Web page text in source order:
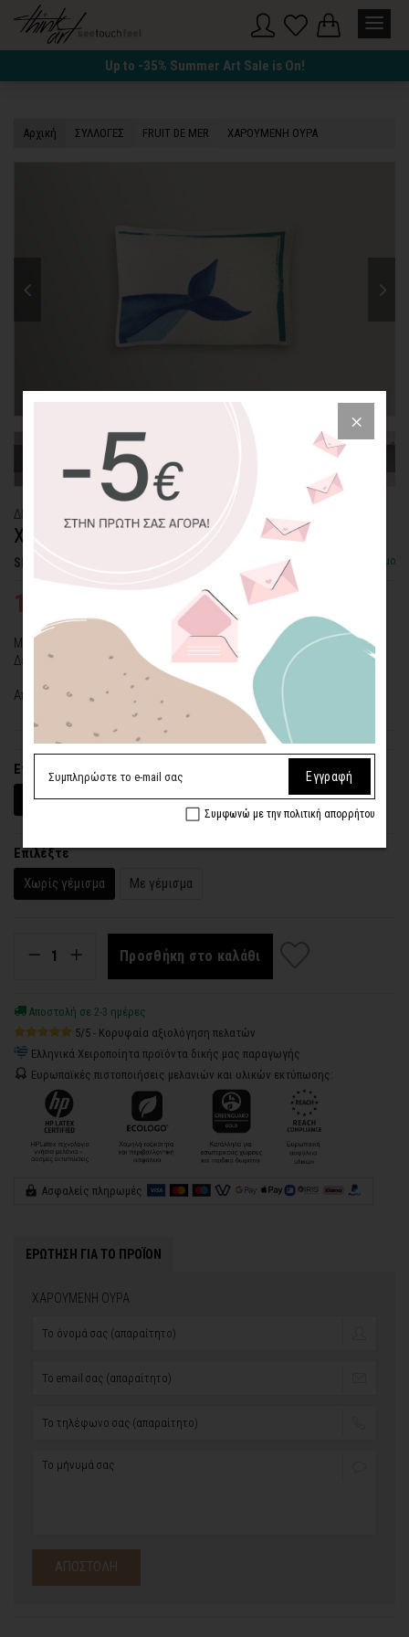
Up to -35% Summer Art Sale is On!
Αρχική ΣΥΛΛΟΓΕΣ FRUIT DE MER ΧΑΡΟΥΜΕΝΗ ΟΥΡΑ
ΔΙΑΚΟΣΜΗΤΙΚΟ ΜΑΞΙΛΑΡΙ
ΧΑΡΟΥΜΕΝΗ ΟΥΡΑ
SKU: PLW-FDM-20-L Διαθέσιμο
17,60€
Μαξιλάρι από λινό και βαμβάκι, με σχέδιο χαρούμενη ουρά.
Δεν περιλαμβάνει το γέμισμα.
Από τη συλλογή μας
Επιλέξτε μέγεθος
40 x 30 εκ.
Επιλέξτε
Χωρίς γέμισμα
Με γέμισμα
Προσθήκη στο καλάθι
Αποστολή σε 2-3 ημέρες
5/5 - Κορυφαία αξιολόγηση πελατών
Ελληνικά Χειροποίητα προϊόντα δικής μας παραγωγής
Ευρωπαϊκές πιστοποιήσεις μελανιών και υλικών εκτύπωσης:
Ασφαλείς πληρωμές
ΕΡΩΤΗΣΗ ΓΙΑ ΤΟ ΠΡΟΪΟΝ
ΧΑΡΟΥΜΕΝΗ ΟΥΡΑ
ΑΠΟΣΤΟΛΗ
Εγγραφή
Συμφωνώ με την πολιτική απορρήτου